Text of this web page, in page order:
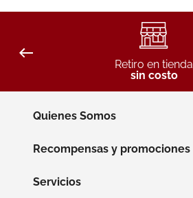
Retiro en tienda
sin costo
Quienes Somos
Recompensas y promociones
Servicios